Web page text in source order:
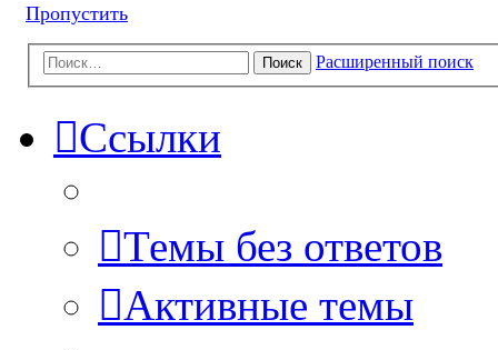
Пропустить
Поиск Расширенный поиск
Ссылки
Темы без ответов
Активные темы